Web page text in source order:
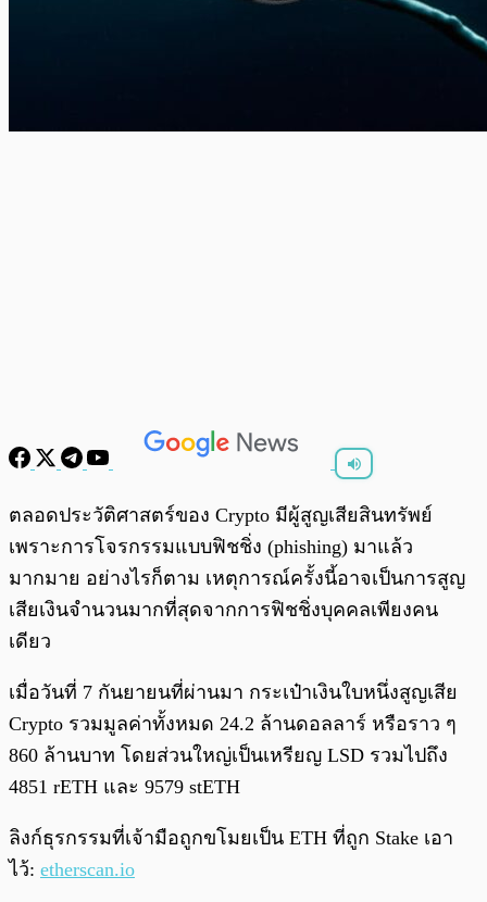
พร้อมเล่น 0:00 / 0:00
ตลอดประวัติศาสตร์ของ Crypto มีผู้สูญเสียสินทรัพย์
เพราะการโจรกรรมแบบฟิชชิ่ง (phishing) มาแล้ว
มากมาย อย่างไรก็ตาม เหตุการณ์ครั้งนี้อาจเป็นการสูญ
เสียเงินจำนวนมากที่สุดจากการฟิชชิ่งบุคคลเพียงคน
เดียว
เมื่อวันที่ 7 กันยายนที่ผ่านมา กระเป๋าเงินใบหนึ่งสูญเสีย
Crypto รวมมูลค่าทั้งหมด 24.2 ล้านดอลลาร์ หรือราว ๆ
860 ล้านบาท โดยส่วนใหญ่เป็นเหรียญ LSD รวมไปถึง
4851 rETH และ 9579 stETH
ลิงก์ธุรกรรมที่เจ้ามือถูกขโมยเป็น ETH ที่ถูก Stake เอา
ไว้: etherscan.io